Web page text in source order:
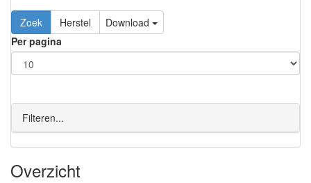
Zoek Herstel
Download
Per pagina
Filteren...
Overzicht